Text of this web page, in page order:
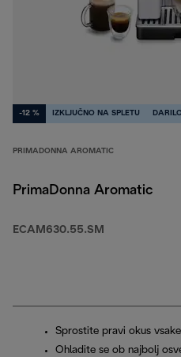
-12 % IZKLJUČNO NA SPLETU
PRIMADONNA AROMATIC
PrimaDonna Aromatic
ECAM630.55.SM
Sprostite pravi okus
Ohladite se ob najbolj